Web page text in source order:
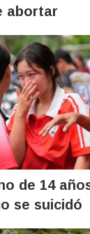
abortar
de 14
se suicidó